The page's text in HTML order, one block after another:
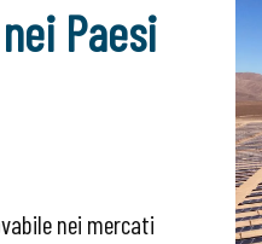
Paesi
nei mercati